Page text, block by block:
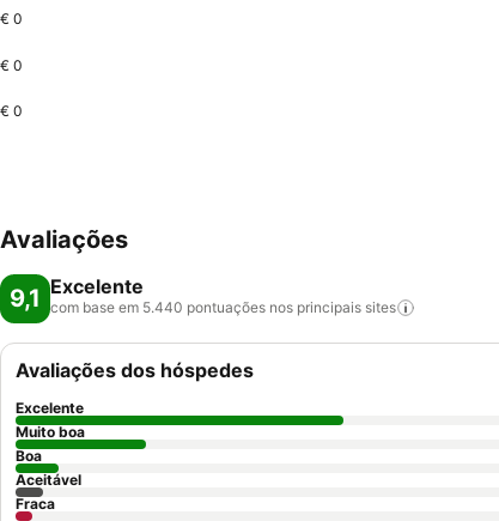
€ 0
€ 0
€ 0
Avaliações
9,1 Excelente
com base em 5.440 pontuações nos principais sites
Avaliações dos hóspedes
Excelente
Muito boa
Boa
Aceitável
Fraca